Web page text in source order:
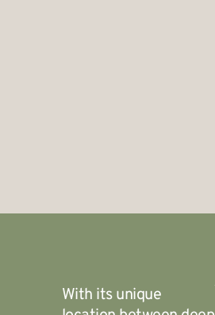
With its unique